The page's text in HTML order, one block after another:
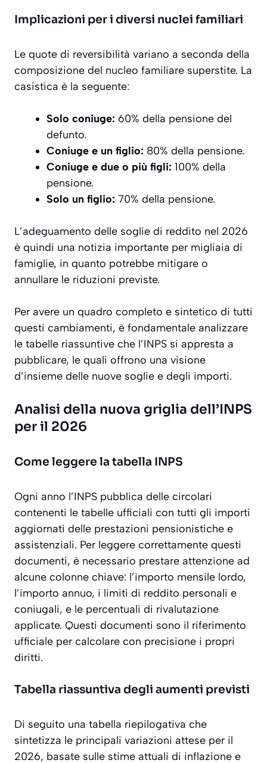
Implicazioni per i diversi nuclei familiari
Le quote di reversibilità variano a seconda della
composizione del nucleo familiare superstite. La
casistica è la seguente:
Solo coniuge: 60% della pensione del
defunto.
Coniuge e un figlio: 80% della pensione.
Coniuge e due o più figli: 100% della
pensione.
Solo un figlio: 70% della pensione.
L’adeguamento delle soglie di reddito nel 2026
è quindi una notizia importante per migliaia di
famiglie, in quanto potrebbe mitigare o
annullare le riduzioni previste.
Per avere un quadro completo e sintetico di tutti
questi cambiamenti, è fondamentale analizzare
le tabelle riassuntive che l’INPS si appresta a
pubblicare, le quali offrono una visione
d’insieme delle nuove soglie e degli importi.
Analisi della nuova griglia dell’INPS
per il 2026
Come leggere la tabella INPS
Ogni anno l’INPS pubblica delle circolari
contenenti le tabelle ufficiali con tutti gli importi
aggiornati delle prestazioni pensionistiche e
assistenziali. Per leggere correttamente questi
documenti, è necessario prestare attenzione ad
alcune colonne chiave: l’importo mensile lordo,
l’importo annuo, i limiti di reddito personali e
coniugali, e le percentuali di rivalutazione
applicate. Questi documenti sono il riferimento
ufficiale per calcolare con precisione i propri
diritti.
Tabella riassuntiva degli aumenti previsti
Di seguito una tabella riepilogativa che
sintetizza le principali variazioni attese per il
2026, basate sulle stime attuali di inflazione e